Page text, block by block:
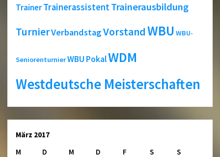
TrainerTrainerassistentTrainerausbildung
TurnierVerbandstagVorstandWBU WBU-
SeniorenturnierWBU PokalWDM
Westdeutsche Meisterschaften
März 2017
M
D M D F S
S